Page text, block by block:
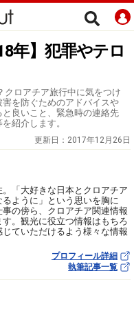
年】犯罪やテロ
クロアチア旅行中に気をつけ
を防ぐためのアドバイスや
良いこと、緊急時の連絡先
紹介します。
更新日： 2017年12月26日
「大好きな日本とクロアチア
ように」という思いを胸に
の傍ら、クロアチア関連情報
。観光に役立つ情報はもちろ
ていただけるよう様々な情報
プロフィール詳細
執筆記事一覧